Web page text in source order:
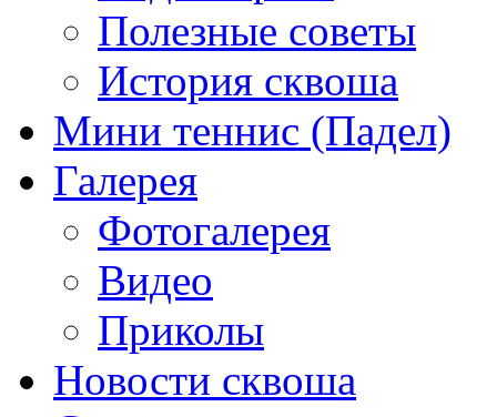
Полезные советы
История сквоша
Мини теннис (Падел)
Галерея
Фотогалерея
Видео
Приколы
Новости сквоша